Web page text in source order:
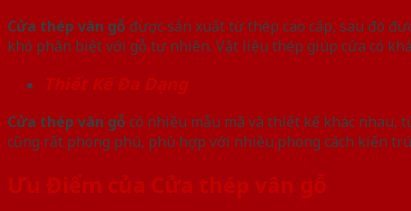
Cửa thép vân gỗ được sản xuất từ thép cao cấp, sau đó
khó phân biệt với gỗ tự nhiên. Vật liệu thép giúp cửa có
Thiết Kế Đa Dạng
Cửa thép vân gỗ có nhiều mẫu mã và thiết kế khác nhau,
cũng rất phong phú, phù hợp với nhiều phong cách kiến
Ưu Điểm của Cửa thép vân gỗ